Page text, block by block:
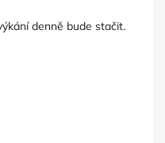
denně bude stačit.